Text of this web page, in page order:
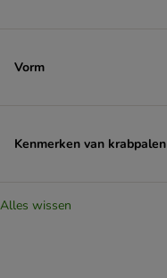
Vorm
Kenmerken van krabpalen
Alles wissen